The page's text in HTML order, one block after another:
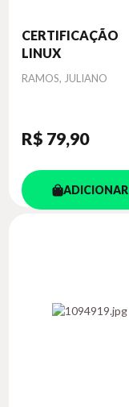
CERTIFICAÇÃO
LINUX
Autor
RAMOS, JULIANO
R$ 79,90
ADICIONAR